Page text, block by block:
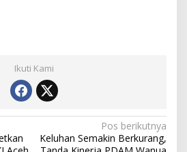
Ikuti Kami
Pos berikutnya
Keluhan Semakin Berkurang,